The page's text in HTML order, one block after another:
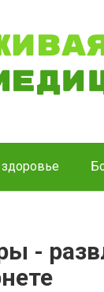
здоровье
-